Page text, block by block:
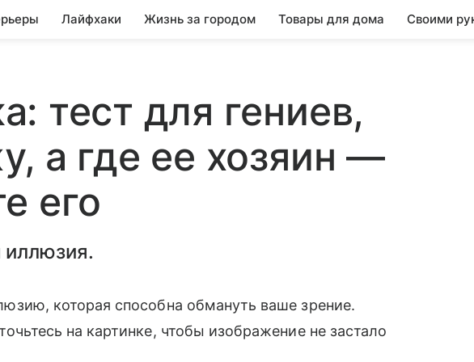
Лайфхаки Жизнь за городом Товары для дома Своими
​тест для гениев,
а где ее хозяин —
его
иллюзия.
которая способна обмануть ваше зрение.
на картинке, чтобы изображение не застало